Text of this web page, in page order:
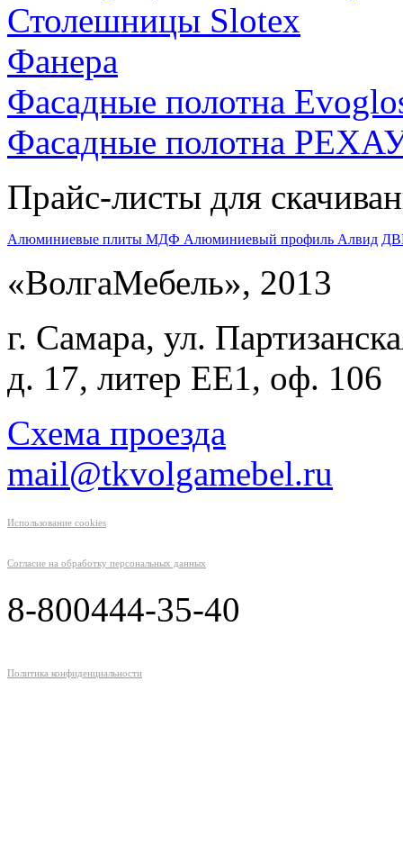
Столешницы Slotex
Фанера
Фасадные полотна
Фасадные полотна
Прайс-листы для
Алюминиевые плиты МДФ Алюминиевый профиль Алвид
«ВолгаМебель», 2013
г. Самара, ул.
д. 17, литер ЕЕ1, оф. 106
Схема проезда
mail@tkvolgamebel.ru
Использование cookies
Согласие на обработку персональных данных
8-800444-35-40
Политика конфиденциальности